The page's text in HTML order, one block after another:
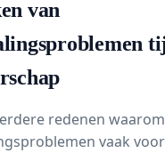
van
redenen waarom
vaak